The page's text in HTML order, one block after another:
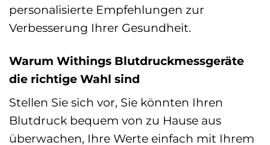
personalisierte Empfehlungen zur
Verbesserung Ihrer Gesundheit.
Warum Withings Blutdruckmessgeräte
die richtige Wahl sind
Stellen Sie sich vor, Sie könnten Ihren
Blutdruck bequem von zu Hause aus
überwachen, Ihre Werte einfach mit Ihrem